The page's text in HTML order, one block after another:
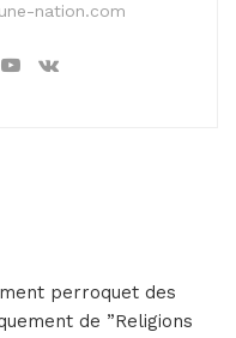
nation.com
perroquet des
de ”Religions